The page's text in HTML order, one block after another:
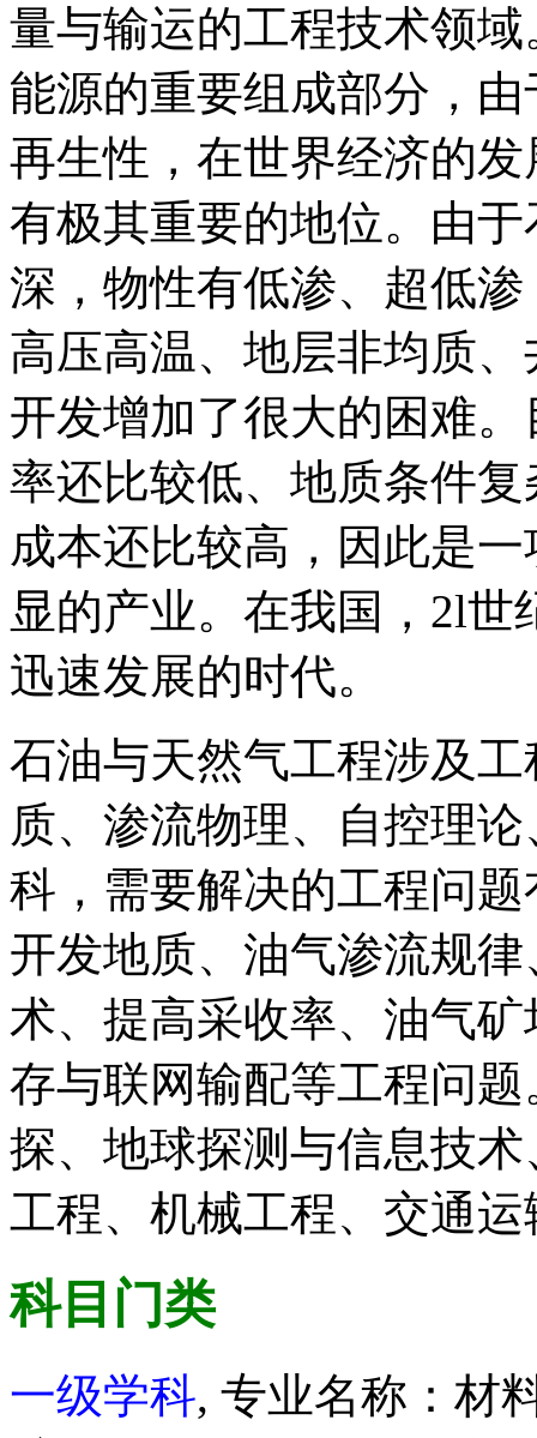
量与输运的工程技术领
能源的重要组成部分，
再生性，在世界经济的
有极其重要的地位。由
深，物性有低渗、超低
高压高温、地层非均质
开发增加了很大的困难
率还比较低、地质条件
成本还比较高，因此是
显的产业。在我国，2l
迅速发展的时代。
石油与天然气工程涉及
质、渗流物理、自控理
科，需要解决的工程问
开发地质、油气渗流规
术、提高采收率、油气
存与联网输配等工程问
探、地球探测与信息技
工程、机械工程、交通
科目门类
一级学科, 专业名称：材